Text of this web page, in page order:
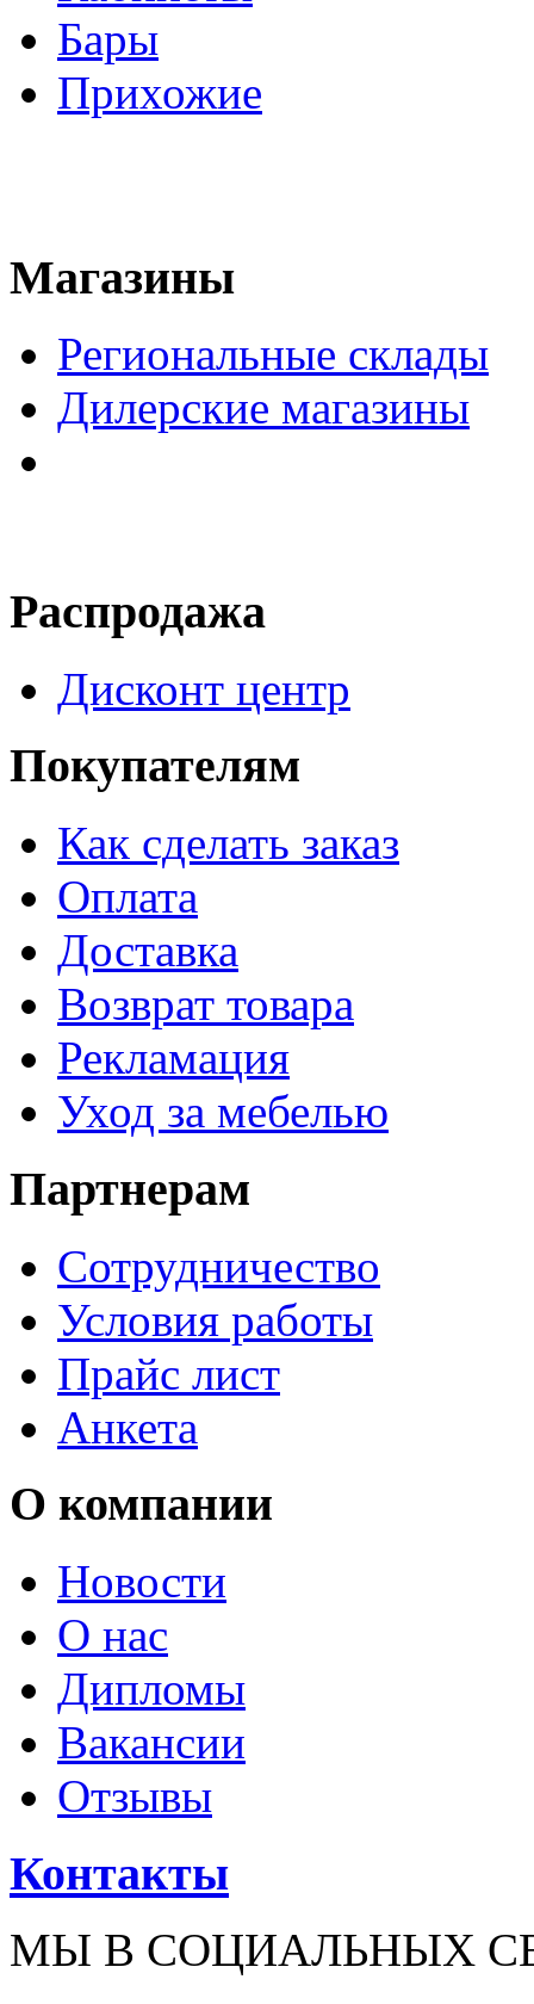
Бары
Прихожие
Магазины
Региональные склады
Дилерские магазины
Распродажа
Дисконт центр
Покупателям
Как сделать заказ
Оплата
Доставка
Возврат товара
Рекламация
Уход за мебелью
Партнерам
Сотрудничество
Условия работы
Прайс лист
Анкета
О компании
Новости
О нас
Дипломы
Вакансии
Отзывы
Контакты
МЫ В СОЦИАЛЬНЫХ